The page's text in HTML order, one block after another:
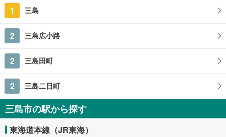
1 三島
2 三島広小路
2 三島田町
2 三島二日町
三島市の駅から探す
東海道本線（JR東海）